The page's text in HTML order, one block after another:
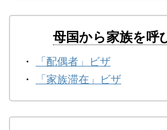
母国から家族を呼
・
「配偶者」ビザ
・
「家族滞在」ビザ